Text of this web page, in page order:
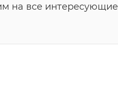
на все интересующие